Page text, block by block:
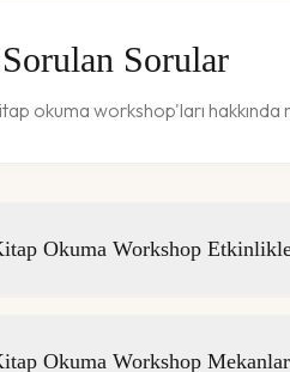
Sorulan Sorular
okuma workshop'ları hakkında
Okuma Workshop
Okuma Workshop